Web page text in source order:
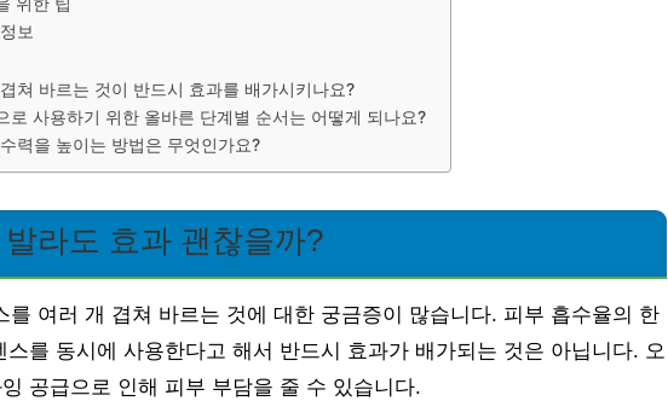
보
쳐 바르는 것이 반드시 효과를 배가시키나요?
로 사용하기 위한 올바른 단계별 순서는 어떻게 되나요?
력을 높이는 방법은 무엇인가요?
라도 효과 괜찮을까?
를 여러 개 겹쳐 바르는 것에 대한 궁금증이 많습니다. 피부 흡수율의 한
를 동시에 사용한다고 해서 반드시 효과가 배가되는 것은 아닙니다. 오
공급으로 인해 피부 부담을 줄 수 있습니다.